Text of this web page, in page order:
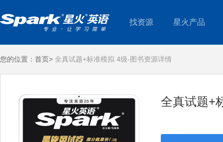
找资源 星火产品
您的位置： 首页> 全真试题+标准模拟 4级-图书资源详情
全真试题+